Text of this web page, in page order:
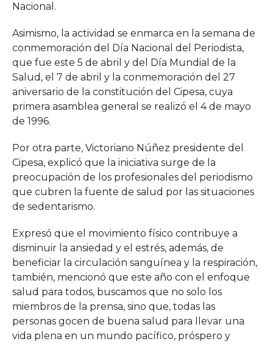
Nacional.
Asimismo, la actividad se enmarca en la semana de
conmemoración del Día Nacional del Periodista,
que fue este 5 de abril y del Día Mundial de la
Salud, el 7 de abril y la conmemoración del 27
aniversario de la constitución del Cipesa, cuya
primera asamblea general se realizó el 4 de mayo
de 1996.
Por otra parte, Victoriano Núñez presidente del
Cipesa, explicó que la iniciativa surge de la
preocupación de los profesionales del periodismo
que cubren la fuente de salud por las situaciones
de sedentarismo.
Expresó que el movimiento físico contribuye a
disminuir la ansiedad y el estrés, además, de
beneficiar la circulación sanguínea y la respiración,
también, mencionó que este año con el enfoque
salud para todos, buscamos que no solo los
miembros de la prensa, sino que, todas las
personas gocen de buena salud para llevar una
vida plena en un mundo pacífico, próspero y